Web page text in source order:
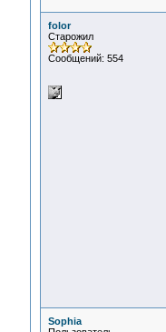
folor
Старожил
Сообщений: 554
Sophia